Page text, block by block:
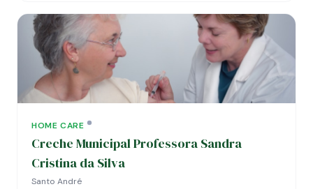
HOME CARE
Creche Municipal Professora Sandra
Cristina da Silva
Santo André